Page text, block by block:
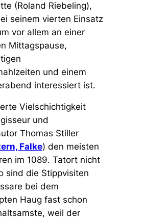
(Roland Riebeling),
seinem vierten Einsatz
vor allem an einer
Mittagspause,
und einem
interessiert ist.
Vielschichtigkeit
und
Thomas Stiller
Falke) den meisten
im 1089. Tatort nicht
sind die Stippvisiten
bei dem
Haug fast schon
weil der